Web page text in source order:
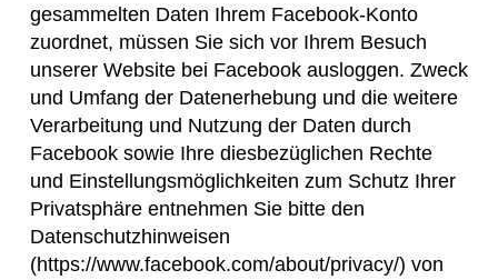
gesammelten Daten Ihrem Facebook-Konto
zuordnet, müssen Sie sich vor Ihrem Besuch
unserer Website bei Facebook ausloggen. Zweck
und Umfang der Datenerhebung und die weitere
Verarbeitung und Nutzung der Daten durch
Facebook sowie Ihre diesbezüglichen Rechte
und Einstellungsmöglichkeiten zum Schutz Ihrer
Privatsphäre entnehmen Sie bitte den
Datenschutzhinweisen
(https://www.facebook.com/about/privacy/) von